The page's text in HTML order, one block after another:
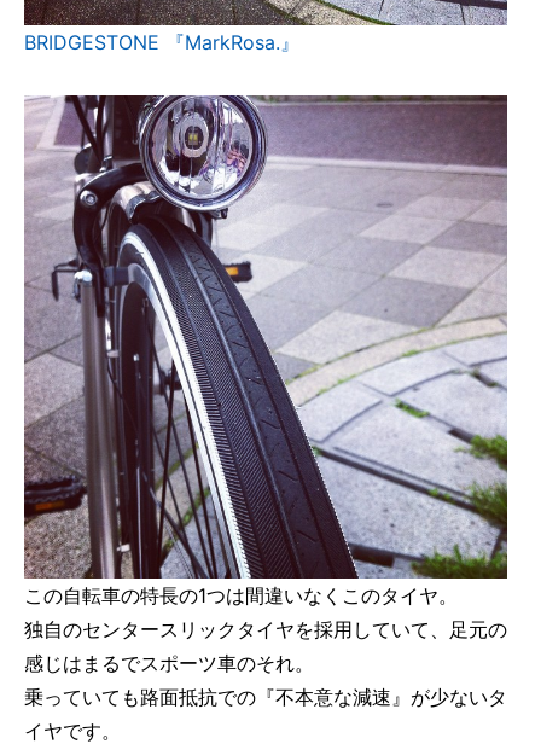
BRIDGESTONE 『MarkRosa.』
この自転車の特長の1つは間違いなくこのタイヤ。
独自のセンタースリックタイヤを採用していて、足元の
感じはまるでスポーツ車のそれ。
乗っていても路面抵抗での『不本意な減速』が少ないタ
イヤです。